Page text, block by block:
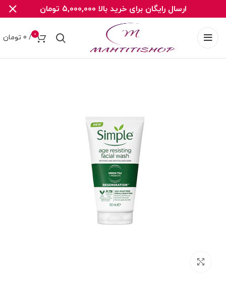
0
/
0 تومان
ارسال رایگان برای خرید بالا 5,000,000 تومان